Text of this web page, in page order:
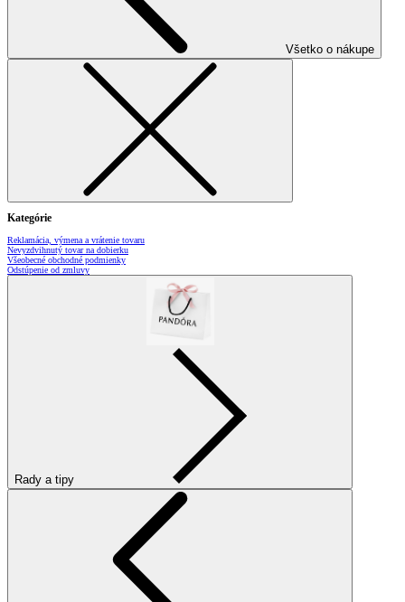
Všetko o nákupe
Kategórie
Reklamácia, výmena a vrátenie tovaru
Nevyzdvihnutý tovar na dobierku
Všeobecné obchodné podmienky
Odstúpenie od zmluvy
Rady a tipy